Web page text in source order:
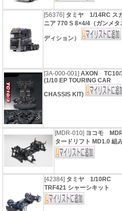
[56376] タミヤ 1/14RC ス
ニア 770 S 8×4/4（ガンメタ
ディション）
[3A-000-001]AXON TC10/
(1/10 EP TOURING CAR
CHASSIS KIT)
[MDR-010] ヨコモ
タードリフト MD1.0 組
[42384] タミヤ 1/10RC
TRF421 シャーシキット